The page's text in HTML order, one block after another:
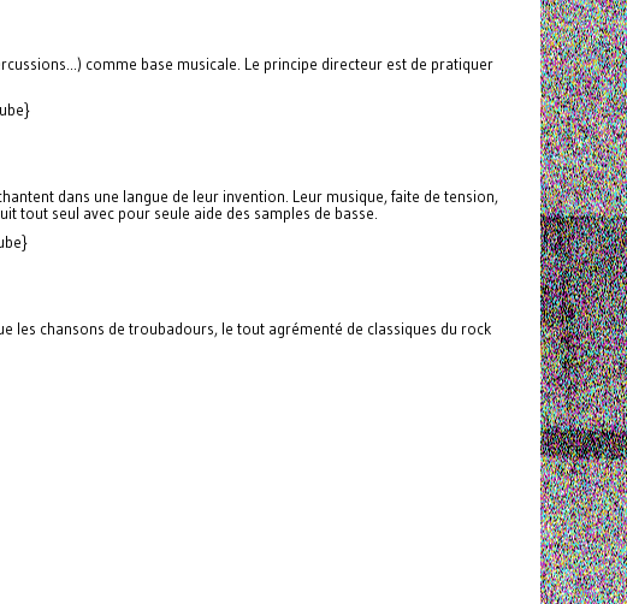
comme base musicale. Le principe directeur est de pratiquer
dans une langue de leur invention. Leur musique, faite de tension,
tout seul avec pour seule aide des samples de basse.
les chansons de troubadours, le tout agrémenté de classiques du rock